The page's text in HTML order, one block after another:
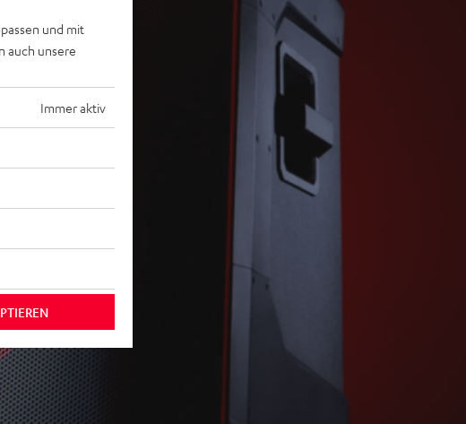
und mit
auch unsere
Immer aktiv